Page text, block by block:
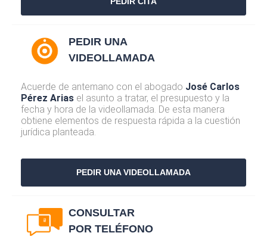
PEDIR UNA
VIDEOLLAMADA
Acuerde de antemano con el abogado José Carlos
Pérez Arias el asunto a tratar, el presupuesto y la
fecha y hora de la videollamada. De esta manera
obtiene elementos de respuesta rápida a la cuestión
jurídica planteada.
PEDIR UNA VIDEOLLAMADA
CONSULTAR
POR TELÉFONO